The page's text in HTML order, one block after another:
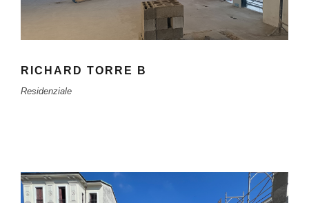
RICHARD TORRE B
Residenziale